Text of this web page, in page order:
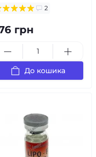
2
грн
До кошика